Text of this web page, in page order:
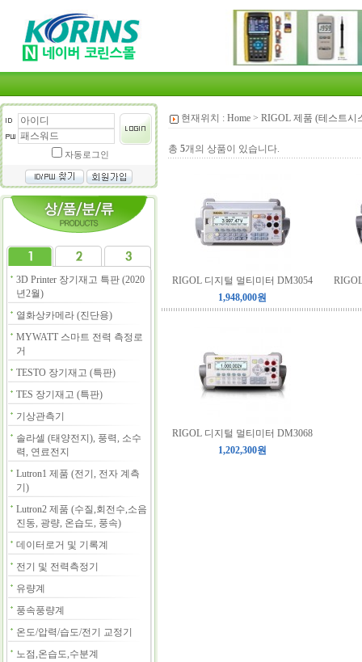
자동로그인
3D Printer 장기재고 특판 (2020
년2월)
열화상카메라 (진단용)
MYWATT 스마트 전력 측정로
거
TESTO 장기재고 (특판)
TES 장기재고 (특판)
기상관측기
솔라셀 (태양전지), 풍력, 소수
력, 연료전지
Lutron1 제품 (전기, 전자 계측
기)
Lutron2 제품 (수질,회전수,소음
진동, 광량, 온습도, 풍속)
데이터로거 및 기록계
전기 및 전력측정기
유량계
풍속풍량계
온도/압력/습도/전기 교정기
노점,온습도,수분계
현재위치 : Home > RIGOL 제품 (테스트시
총 5개의 상품이 있습니다.
RIGOL 디지털 멀티미터 DM3054
1,948,000원
RIGOL 디지털 멀티미터 DM3068
1,202,300원